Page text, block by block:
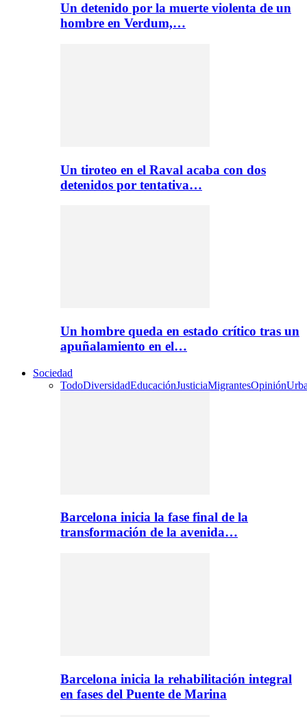
Un detenido por la muerte violenta de un
hombre en Verdum,…
Un tiroteo en el Raval acaba con dos
detenidos por tentativa…
Un hombre queda en estado crítico tras un
apuñalamiento en el…
Sociedad
TodoDiversidadEducaciónJusticiaMigrantesOpinión
Barcelona inicia la fase final de la
transformación de la avenida…
Barcelona inicia la rehabilitación integral
en fases del Puente de Marina